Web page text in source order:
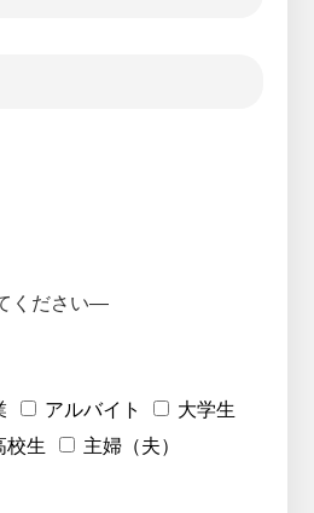
アルバイト
大学生
校生
主婦（夫）